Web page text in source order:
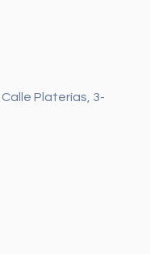
Calle Platerías, 3-